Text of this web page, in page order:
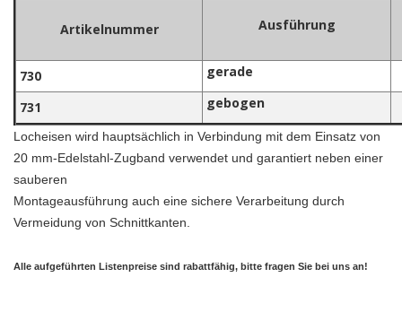
Artikelnummer Ausführung
730 gerade
731 gebogen
Locheisen wird hauptsächlich in Verbindung mit dem Einsatz von
20 mm-Edelstahl-Zugband verwendet und garantiert neben einer
sauberen
Montageausführung auch eine sichere Verarbeitung durch
Vermeidung von Schnittkanten.
Alle aufgeführten Listenpreise sind rabattfähig, bitte fragen Sie bei uns an!